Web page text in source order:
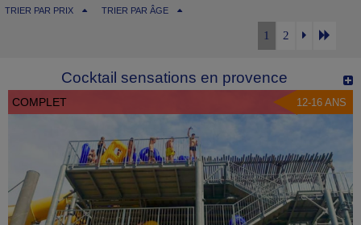
TRIER PAR PRIX TRIER PAR ÂGE
1 2
Cocktail sensations en provence
COMPLET 12-16 ANS